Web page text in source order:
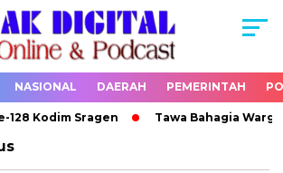
NASIONAL DAERAH PEMERINTAH
Kodim Sragen Tawa Bahagia Warga